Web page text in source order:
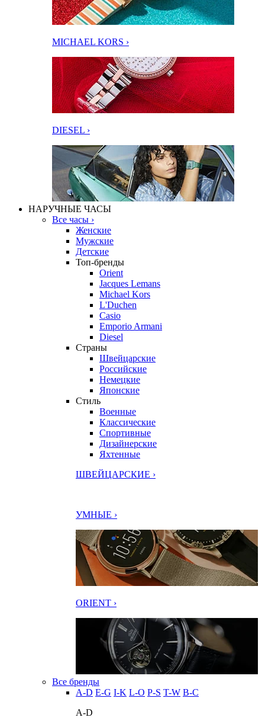
MICHAEL KORS ›
DIESEL ›
НАРУЧНЫЕ ЧАСЫ
Все часы ›
Женские
Мужские
Детские
Топ-бренды
Orient
Jacques Lemans
Michael Kors
L'Duchen
Casio
Emporio Armani
Diesel
Страны
Швейцарские
Российские
Немецкие
Японские
Стиль
Военные
Классические
Спортивные
Дизайнерские
Яхтенные
ШВЕЙЦАРСКИЕ ›
УМНЫЕ ›
ORIENT ›
Все бренды
A-D E-G I-K L-O P-S T-W В-С
A-D